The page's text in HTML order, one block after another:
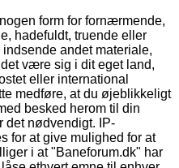
form for fornærmende,
hadefuldt, truende eller
andet materiale,
være sig i dit eget land,
eller international
medføre, at du øjeblikkeligt
besked herom til din
det nødvendigt. IP-
for at give mulighed for at
i at "Baneforum.dk" har